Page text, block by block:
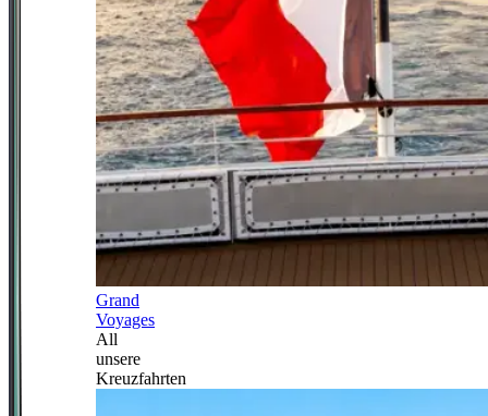
Grand
Voyages
All
unsere
Kreuzfahrten